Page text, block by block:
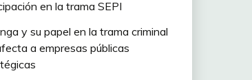
en la trama SEPI
y su papel en la trama criminal
a empresas públicas